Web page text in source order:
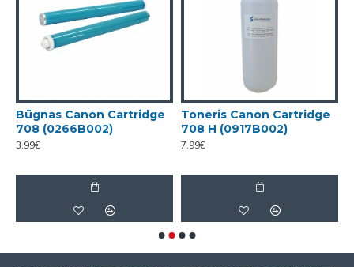
Būgnas Canon Cartridge
708 (0266B002)
3.99€
Toneris Canon Cartridge
708 H (0917B002)
7.99€